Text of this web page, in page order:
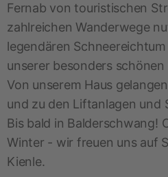
Fernab von touristischen
zahlreichen Wanderwege
legendären
unserer besonders
Von unserem Haus
und zu den Liftanlagen und
Bis bald in Balderschwang!
Winter - wir freuen uns auf
Kienle.